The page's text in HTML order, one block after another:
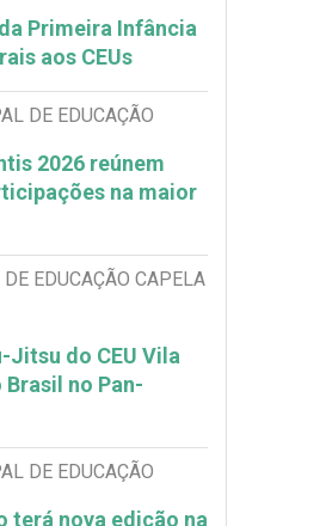
Primeira Infância
aos CEUs
DE EDUCAÇÃO
2026 reúnem
na maior
EDUCAÇÃO CAPELA
do CEU Vila
no Pan-
DE EDUCAÇÃO
terá nova edição na